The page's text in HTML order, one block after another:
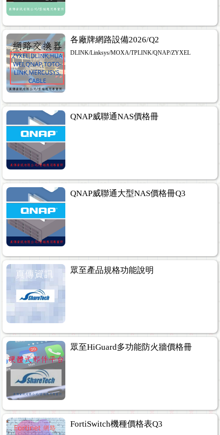
各廠牌網路設備2026/Q2
DLINK/Linksys/MOXA/TPLINK/QNAP/ZYXEL
QNAP威聯通NAS價格冊
QNAP威聯通大型NAS價格冊Q3
眾至產品規格功能說明
眾至HiGuard多功能防火牆價格冊
FortiSwitch機種價格表Q3